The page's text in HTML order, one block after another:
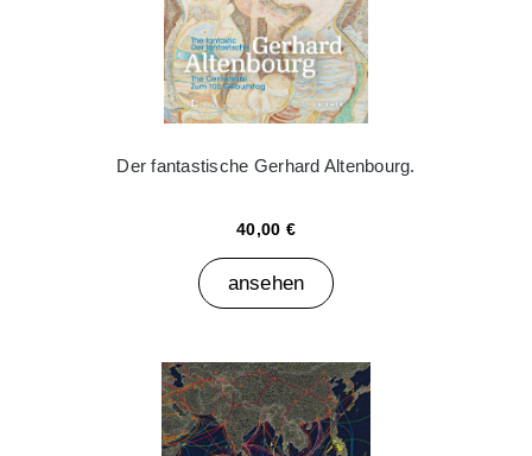
Der fantastische Gerhard Altenbourg.
40,00 €
ansehen